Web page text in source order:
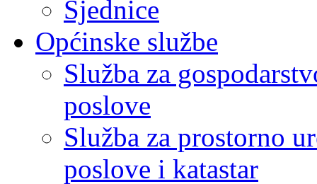
Sjednice
Općinske službe
Služba za
poslove
Služba za prostorno
poslove i katastar